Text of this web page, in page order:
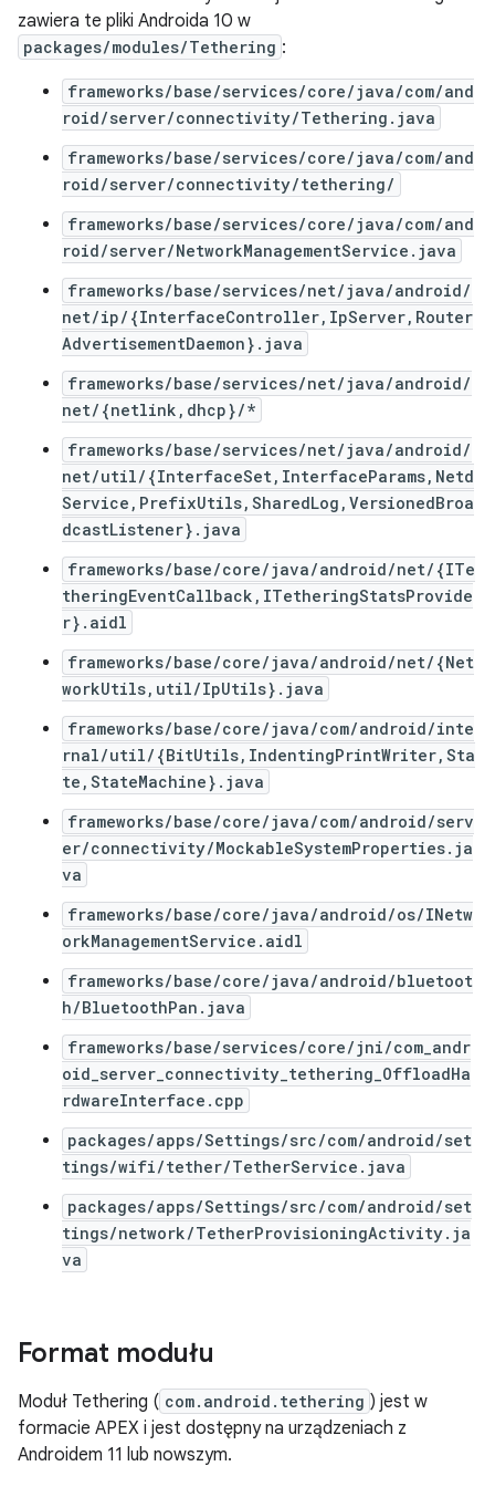
zawiera te pliki Androida 10 w
packages/modules/Tethering :
frameworks/base/services/core/java/com/and
roid/server/connectivity/Tethering.java
frameworks/base/services/core/java/com/and
roid/server/connectivity/tethering/
frameworks/base/services/core/java/com/and
roid/server/NetworkManagementService.java
frameworks/base/services/net/java/android/
net/ip/{InterfaceController,IpServer,Router
AdvertisementDaemon}.java
frameworks/base/services/net/java/android/
net/{netlink,dhcp}/*
frameworks/base/services/net/java/android/
net/util/{InterfaceSet,InterfaceParams,Netd
Service,PrefixUtils,SharedLog,VersionedBroa
dcastListener}.java
frameworks/base/core/java/android/net/{ITe
theringEventCallback,ITetheringStatsProvide
r}.aidl
frameworks/base/core/java/android/net/{Net
workUtils,util/IpUtils}.java
frameworks/base/core/java/com/android/inte
rnal/util/{BitUtils,IndentingPrintWriter,Sta
te,StateMachine}.java
frameworks/base/core/java/com/android/serv
er/connectivity/MockableSystemProperties.ja
va
frameworks/base/core/java/android/os/INetw
orkManagementService.aidl
frameworks/base/core/java/android/bluetoot
h/BluetoothPan.java
frameworks/base/services/core/jni/com_andr
oid_server_connectivity_tethering_OffloadHa
rdwareInterface.cpp
packages/apps/Settings/src/com/android/set
tings/wifi/tether/TetherService.java
packages/apps/Settings/src/com/android/set
tings/network/TetherProvisioningActivity.ja
va
Format modułu
Moduł Tethering ( com.android.tethering ) jest w
formacie APEX i jest dostępny na urządzeniach z
Androidem 11 lub nowszym.